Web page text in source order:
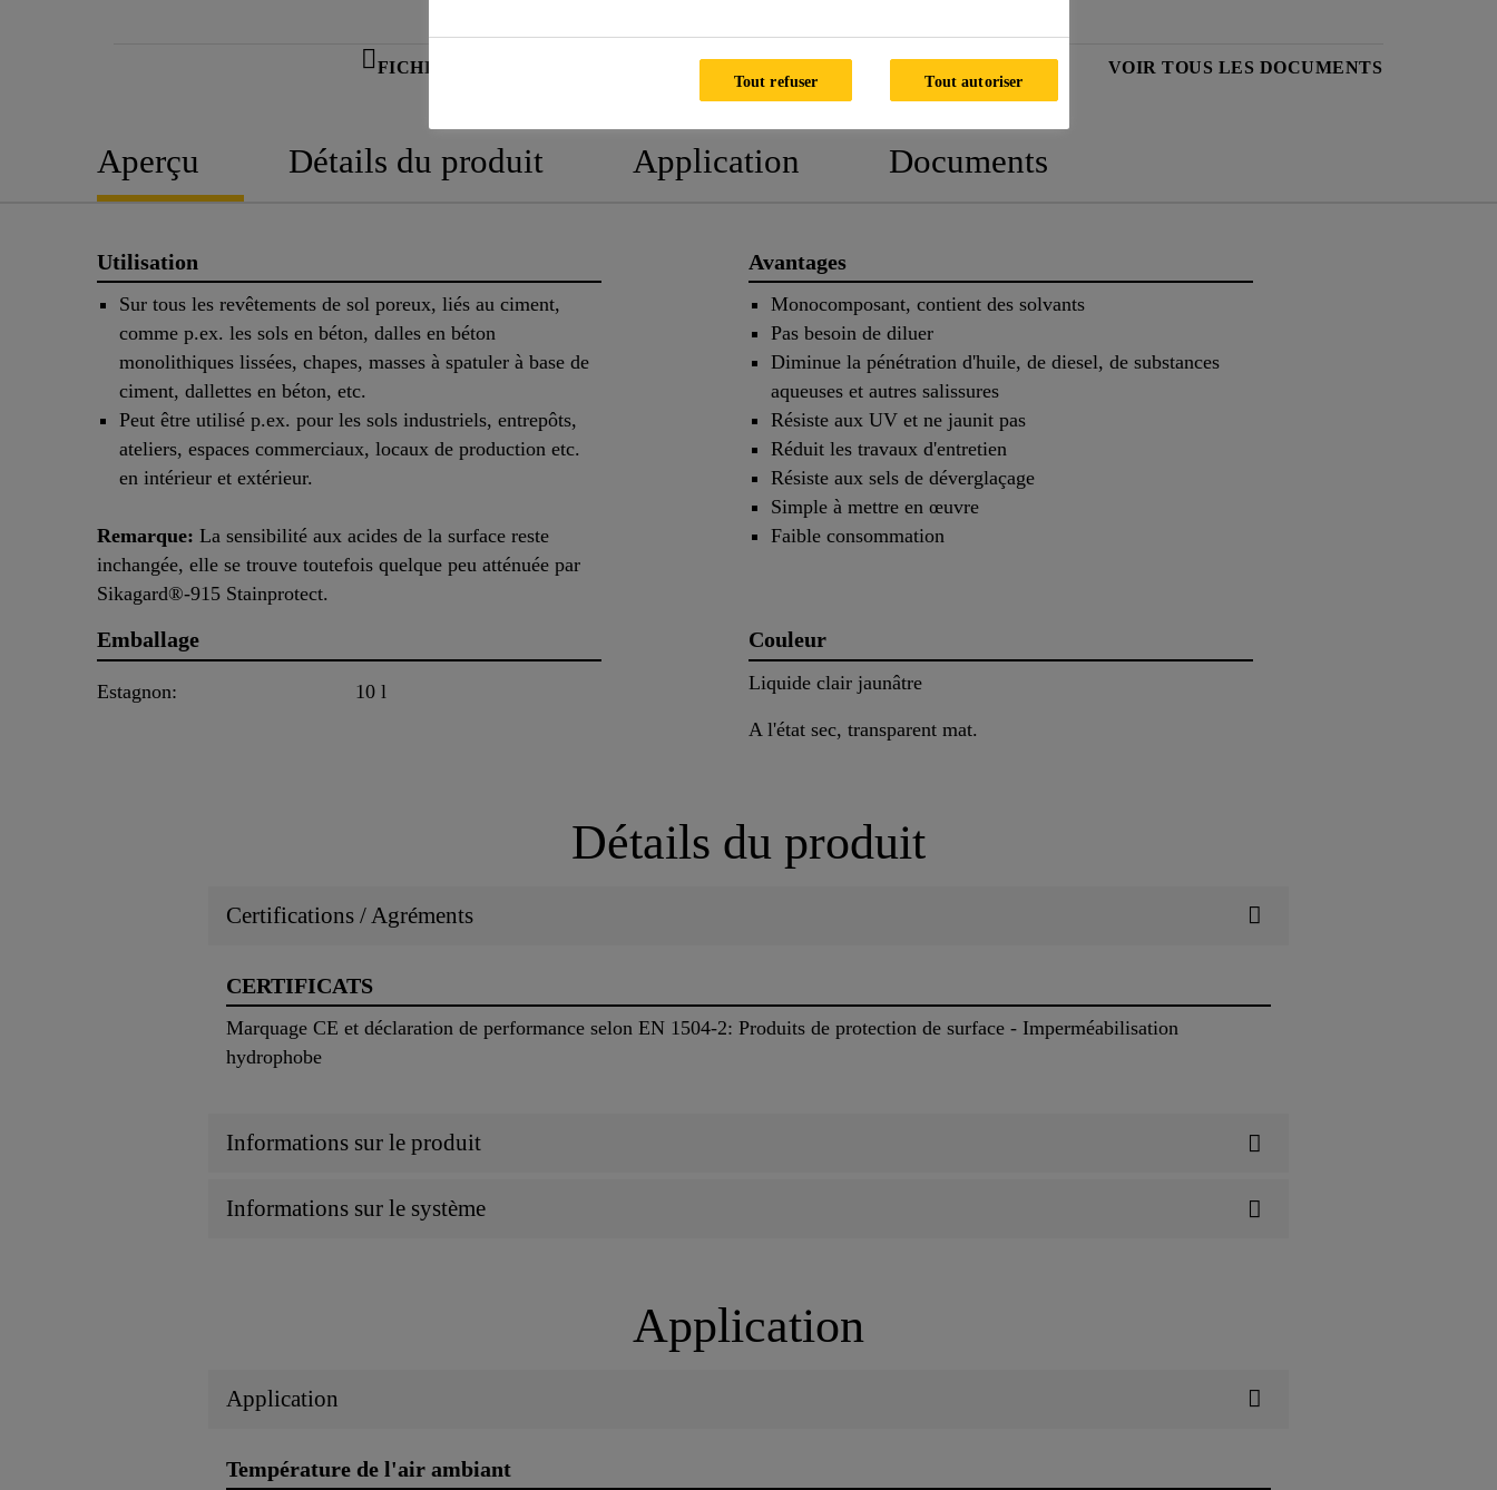
FICHE TECHNIQUE DU PRODUIT FICHES DE DONNÉES DE SÉCURITÉ VOIR TOUS LES DOCUMENTS
Aperçu Détails du produit Application Documents
Utilisation
Sur tous les revêtements de sol poreux, liés au ciment,
comme p.ex. les sols en béton, dalles en béton
monolithiques lissées, chapes, masses à spatuler à base de
ciment, dallettes en béton, etc.
Peut être utilisé p.ex. pour les sols industriels, entrepôts,
ateliers, espaces commerciaux, locaux de production etc.
en intérieur et extérieur.
Remarque: La sensibilité aux acides de la surface reste
inchangée, elle se trouve toutefois quelque peu atténuée par
Sikagard®-915 Stainprotect.
Avantages
Monocomposant, contient des solvants
Pas besoin de diluer
Diminue la pénétration d'huile, de diesel, de substances
aqueuses et autres salissures
Résiste aux UV et ne jaunit pas
Réduit les travaux d'entretien
Résiste aux sels de déverglaçage
Simple à mettre en œuvre
Faible consommation
Emballage
Estagnon: 10 l
Couleur
Liquide clair jaunâtre
A l'état sec, transparent mat.
Détails du produit
Certifications / Agréments
CERTIFICATS
Marquage CE et déclaration de performance selon EN 1504-2: Produits de protection de surface - Imperméabilisation
hydrophobe
Informations sur le produit
Informations sur le système
Application
Application
Température de l'air ambiant
Tout refuser Tout autoriser